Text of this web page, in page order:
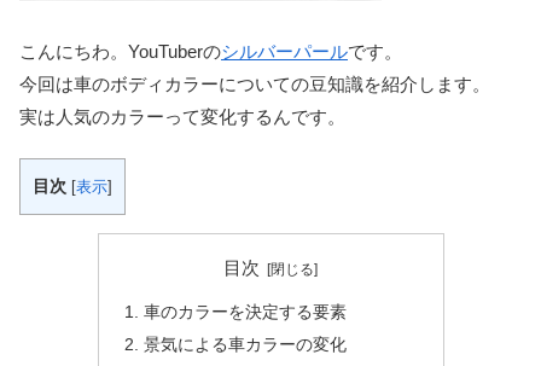
こんにちわ。YouTuberのシルバーパールです。
今回は車のボディカラーについての豆知識を紹介します。
実は人気のカラーって変化するんです。
目次 [表示]
目次
車のカラーを決定する要素
景気による車カラーの変化